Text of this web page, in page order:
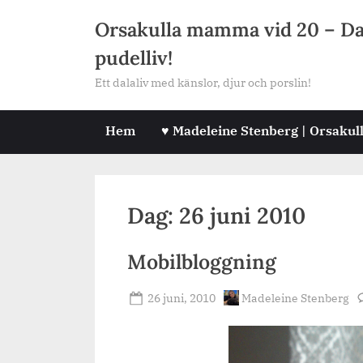
Orsakulla mamma vid 20 –
pudelliv!
Ett dalaliv med känslor, djur och porslin!
Hem ♥ Madeleine Stenberg |
Dag: 26 juni 2010
Mobilbloggning
Posted
26 juni, 2010 By
Madeleine Stenberg